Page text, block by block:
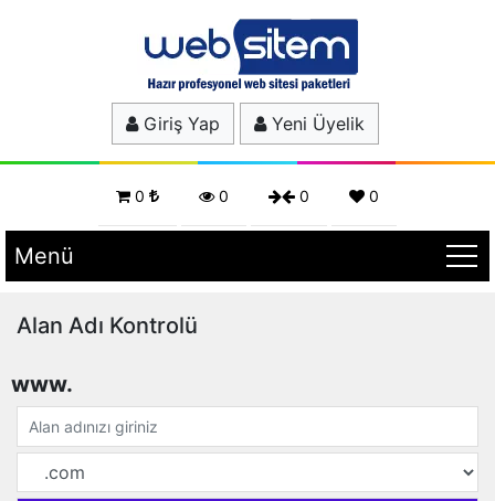
Giriş Yap Yeni Üyelik
0 0 0 0
Menü
Alan Adı Kontrolü
www.